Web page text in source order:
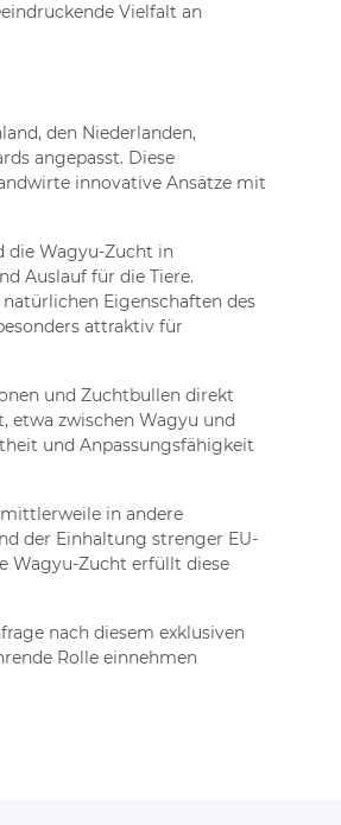
Vielfalt an
den Niederlanden,
angepasst. Diese
innovative Ansätze mit
die Wagyu-Zucht in
Auslauf für die Tiere.
Eigenschaften des
attraktiv für
und Zuchtbullen direkt
etwa zwischen Wagyu und
und Anpassungsfähigkeit
in andere
der Einhaltung strenger EU-
Wagyu-Zucht erfüllt diese
nach diesem exklusiven
Rolle einnehmen